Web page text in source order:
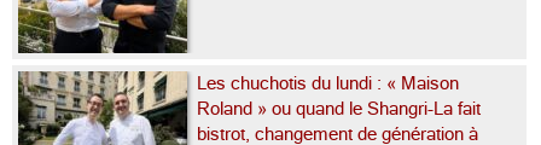
Les chuchotis du lundi : « Maison
Roland » ou quand le Shangri-La fait
bistrot, changement de génération à